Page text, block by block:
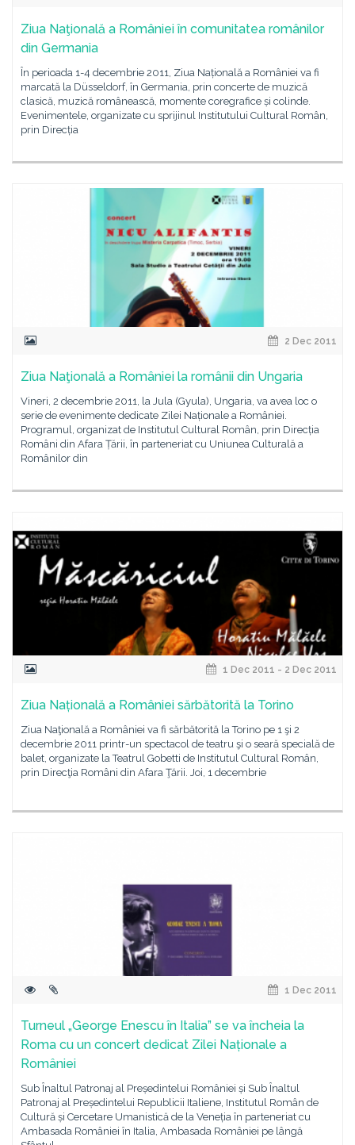
Ziua Naţională a României în comunitatea românilor
din Germania
În perioada 1-4 decembrie 2011, Ziua Națională a României va fi
marcată la Düsseldorf, în Germania, prin concerte de muzică
clasică, muzică românească, momente coregrafice și colinde.
Evenimentele, organizate cu sprijinul Institutului Cultural Român,
prin Direcția
2 Dec 2011
Ziua Naţională a României la românii din Ungaria
Vineri, 2 decembrie 2011, la Jula (Gyula), Ungaria, va avea loc o
serie de evenimente dedicate Zilei Naționale a României.
Programul, organizat de Institutul Cultural Român, prin Direcția
Români din Afara Țării, în parteneriat cu Uniunea Culturală a
Românilor din
1 Dec 2011 - 2 Dec 2011
Ziua Națională a României sărbătorită la Torino
Ziua Naţională a României va fi sărbătorită la Torino pe 1 şi 2
decembrie 2011 printr-un spectacol de teatru şi o seară specială de
balet, organizate la Teatrul Gobetti de Institutul Cultural Român,
prin Direcţia Români din Afara Ţării. Joi, 1 decembrie
1 Dec 2011
Turneul „George Enescu în Italia” se va încheia la
Roma cu un concert dedicat Zilei Naționale a
României
Sub Înaltul Patronaj al Președintelui României și Sub Înaltul
Patronaj al Președintelui Republicii Italiene, Institutul Român de
Cultură și Cercetare Umanistică de la Veneția în parteneriat cu
Ambasada României în Italia, Ambasada României pe lângă